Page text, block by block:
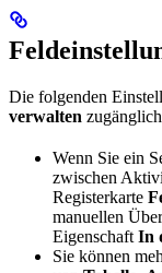
Die folgenden
verwalten
Wenn Sie ein
zwischen
Registerkarte
manuellen
Eigenschaft In
Sie können